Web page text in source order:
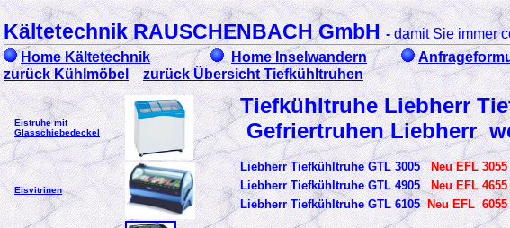
Kältetechnik RAUSCHENBACH GmbH-damit Sie immer
Home Kältetechnik
Home Inselwandern
zurück Kühlmöbel zurück Übersicht Tiefkühltruhen
Eistruhe mit
Glasschiebedeckel
Eisvitrinen
Tiefkühltruhe Liebherr
Gefriertruhen Liebherr
Liebherr Tiefkühltruhe GTL 3005Neu EFL 3055
Liebherr Tiefkühltruhe GTL 4905Neu EFL 4655
Liebherr Tiefkühltruhe GTL 6105Neu EFL 6055